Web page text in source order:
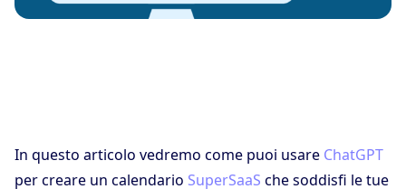
In questo articolo vedremo come puoi usare ChatGPT
per creare un calendario SuperSaaS che soddisfi le tue